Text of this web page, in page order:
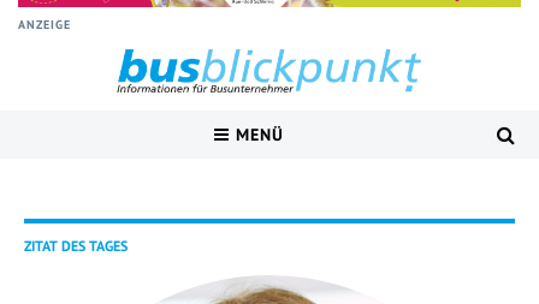
ANZEIGE
MENÜ
ZITAT DES TAGES